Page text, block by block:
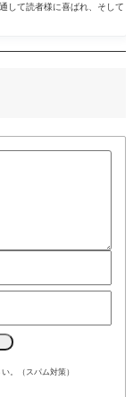
して読者様に喜ばれ、そして
。（スパム対策）